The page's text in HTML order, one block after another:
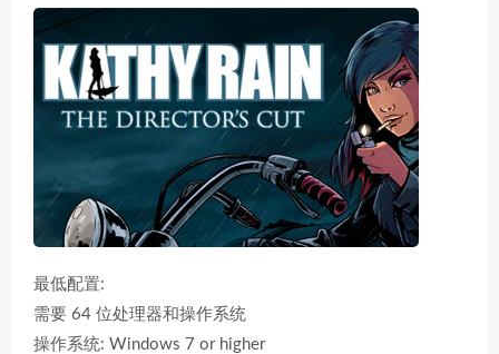
最低配置:
需要 64 位处理器和操作系统
操作系统: Windows 7 or higher